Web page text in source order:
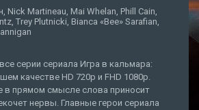
Nick Martineau, Mai Whelan, Phill Cain,
Trey Plutnicki, Bianca «Bee» Sarafian,
серии сериала Игра в кальмара:
качестве HD 720p и FHD 1080p.
в прямом смысле слова приносит
нервы. Главные герои сериала